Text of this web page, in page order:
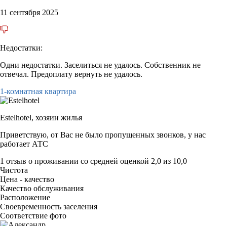
11 сентября 2025
Недостатки:
Одни недостатки. Заселиться не удалось. Собственник не
отвечал. Предоплату вернуть не удалось.
1-комнатная квартира
Estelhotel, хозяин жилья
Приветствую, от Вас не было пропущенных звонков, у нас
работает АТС
1 отзыв о проживании со средней оценкой 2,0 из 10,0
Чистота
Цена - качество
Качество обслуживания
Расположение
Своевременность заселения
Соответствие фото